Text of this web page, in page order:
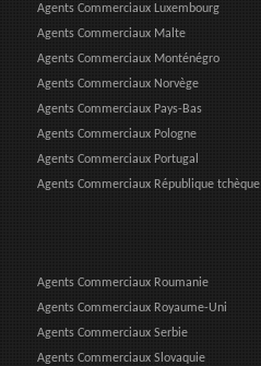
Agents Commerciaux Luxembourg
Agents Commerciaux Malte
Agents Commerciaux Monténégro
Agents Commerciaux Norvège
Agents Commerciaux Pays-Bas
Agents Commerciaux Pologne
Agents Commerciaux Portugal
Agents Commerciaux République tchèque
Agents Commerciaux Roumanie
Agents Commerciaux Royaume-Uni
Agents Commerciaux Serbie
Agents Commerciaux Slovaquie